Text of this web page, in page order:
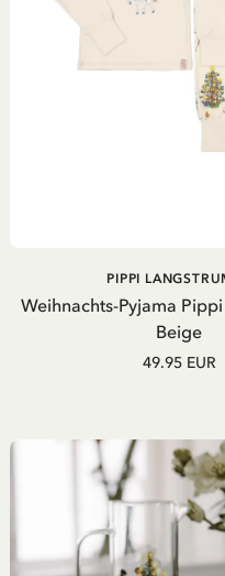
Weihnachts-Pyjama
Beige
PIPPI
49.95 EUR